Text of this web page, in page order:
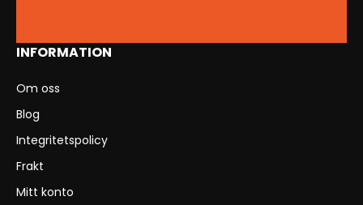
INFORMATION
Om oss
Blog
Integritetspolicy
Frakt
Mitt konto